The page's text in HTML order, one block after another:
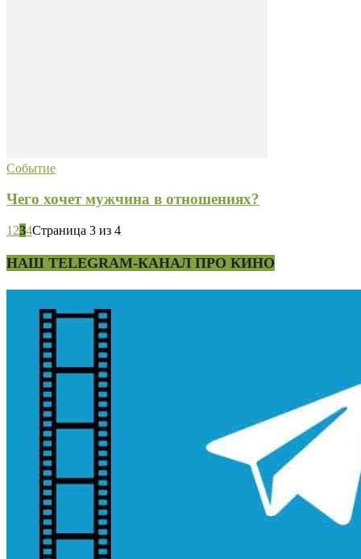
Событие
Чего хочет мужчина в отношениях?
1 234Страница 3 из 4
НАШ TELEGRAM-КАНАЛ ПРО КИНО